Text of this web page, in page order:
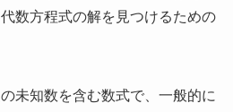
数方程式の解を見つけるための
未知数を含む数式で、一般的に